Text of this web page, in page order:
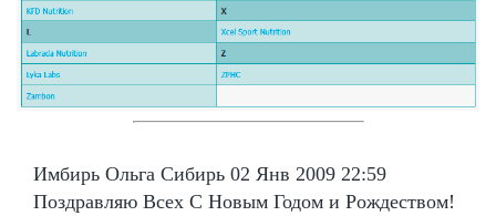
Имбирь Ольга Сибирь 02 Янв 2009 22:59
Поздравляю Всех С Новым Годом и Рождеством!